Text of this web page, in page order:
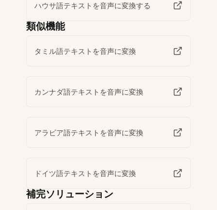
ハウサ語テキストを音声に変換する
類似機能
タミル語テキストを音声に変換
カンナダ語テキストを音声に変換
アラビア語テキストを音声に変換
ドイツ語テキストを音声に変換
補完ソリューション